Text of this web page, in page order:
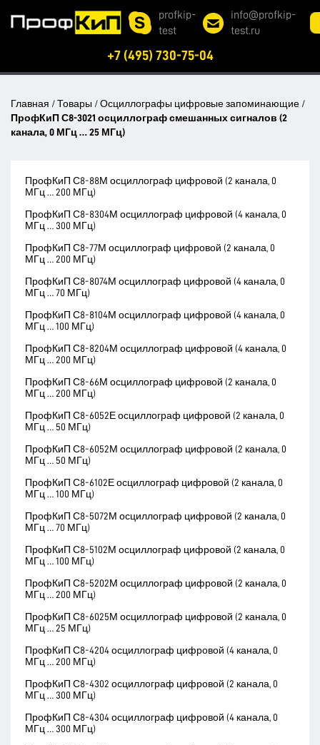
profkip-
test
info@profkip-
test.ru
+7 (495) 730-75-04
Главная / Товары / Осциллографы цифровые запоминающие /
ПрофКиП С8-3021 осциллограф смешанных сигналов (2
канала, 0 МГц … 25 МГц)
ПрофКиП С8-88М осциллограф цифровой (2 канала, 0
МГц … 200 МГц)
ПрофКиП С8-8304М осциллограф цифровой (4 канала, 0
МГц … 300 МГц)
ПрофКиП С8-77М осциллограф цифровой (2 канала, 0
МГц … 200 МГц)
ПрофКиП С8-8074М осциллограф цифровой (4 канала, 0
МГц … 70 МГц)
ПрофКиП С8-8104М осциллограф цифровой (4 канала, 0
МГц … 100 МГц)
ПрофКиП С8-8204М осциллограф цифровой (4 канала, 0
МГц … 200 МГц)
ПрофКиП С8-66М осциллограф цифровой (2 канала, 0
МГц … 200 МГц)
ПрофКиП С8-6052Е осциллограф цифровой (2 канала, 0
МГц … 50 МГц)
ПрофКиП С8-6052М осциллограф цифровой (2 канала, 0
МГц … 50 МГц)
ПрофКиП С8-6102Е осциллограф цифровой (2 канала, 0
МГц … 100 МГц)
ПрофКиП С8-5072М осциллограф цифровой (2 канала, 0
МГц … 70 МГц)
ПрофКиП С8-5102М осциллограф цифровой (2 канала, 0
МГц … 100 МГц)
ПрофКиП С8-5202М осциллограф цифровой (2 канала, 0
МГц … 200 МГц)
ПрофКиП С8-6025М осциллограф цифровой (2 канала, 0
МГц … 25 МГц)
ПрофКиП С8-4204 осциллограф цифровой (4 канала, 0
МГц … 200 МГц)
ПрофКиП С8-4302 осциллограф цифровой (2 канала, 0
МГц … 300 МГц)
ПрофКиП С8-4304 осциллограф цифровой (4 канала, 0
МГц … 300 МГц)